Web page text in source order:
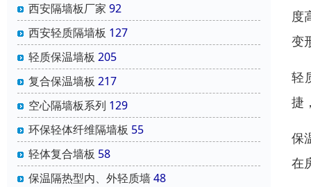
西安隔墙板厂家 92
西安轻质隔墙板 127
轻质保温墙板 205
复合保温墙板 217
空心隔墙板系列 129
环保轻体纤维隔墙板 55
轻体复合墙板 58
保温隔热型内、外轻质墙48
度
变
轻
捷
保
在